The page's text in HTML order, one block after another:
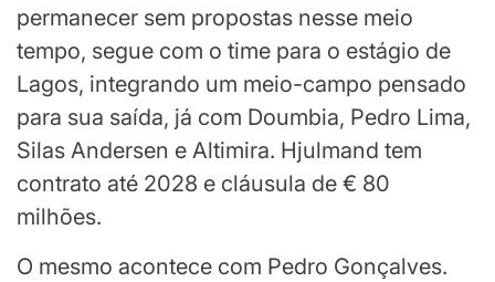
permanecer sem propostas nesse meio
tempo, segue com o time para o estágio de
Lagos, integrando um meio-campo pensado
para sua saída, já com Doumbia, Pedro Lima,
Silas Andersen e Altimira. Hjulmand tem
contrato até 2028 e cláusula de € 80
milhões.
O mesmo acontece com Pedro Gonçalves.